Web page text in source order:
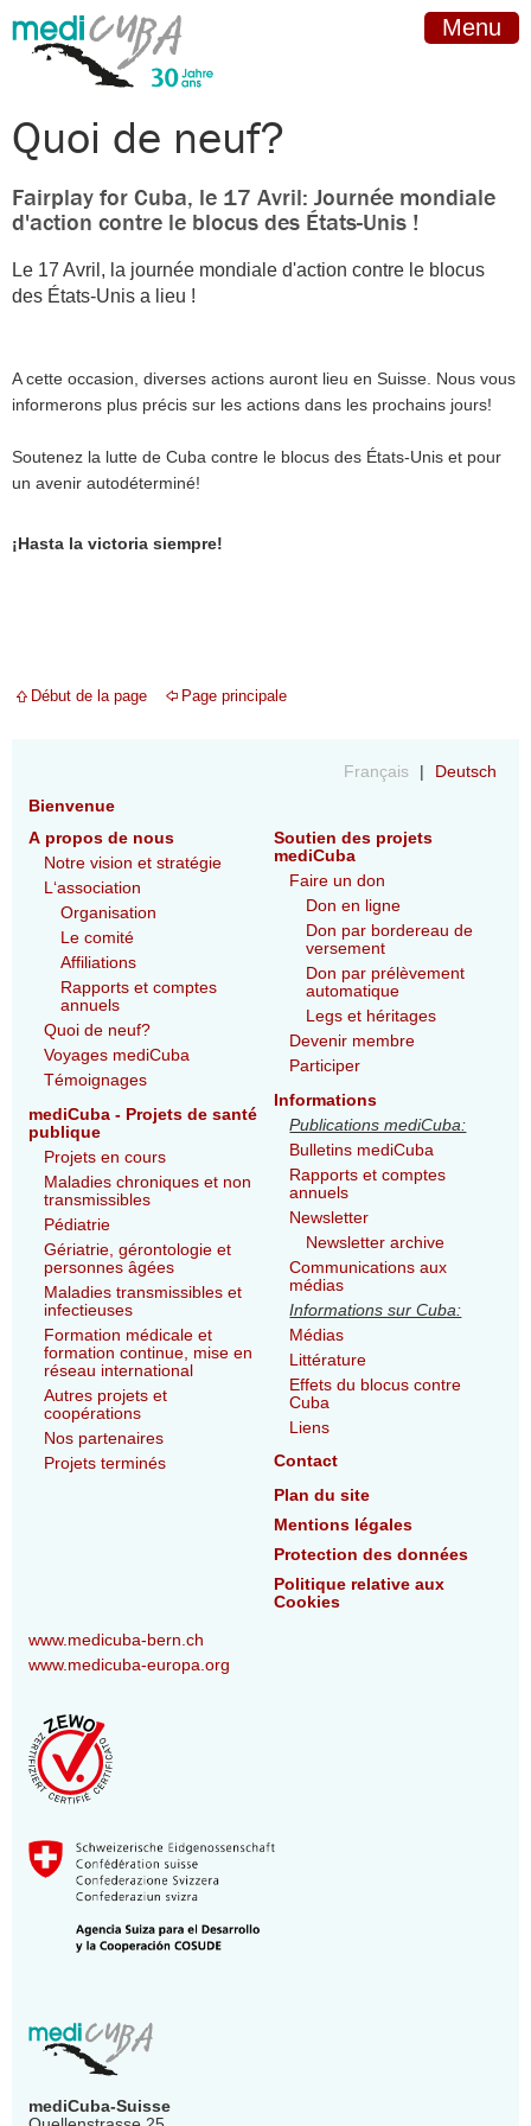
Menu
Quoi de neuf?
Fairplay for Cuba, le 17 Avril: Journée mondiale
d'action contre le blocus des États-Unis !
Le 17 Avril, la journée mondiale d'action contre le blocus
des États-Unis a lieu !
A cette occasion, diverses actions auront lieu en Suisse. Nous vous
informerons plus précis sur les actions dans les prochains jours!
Soutenez la lutte de Cuba contre le blocus des États-Unis et pour
un avenir autodéterminé!
¡Hasta la victoria siempre!
Début de la page Page principale
Français
Deutsch
Bienvenue
A propos de nous
Notre vision et stratégie
L‘association
Organisation
Le comité
Affiliations
Rapports et comptes
annuels
Quoi de neuf?
Voyages mediCuba
Témoignages
mediCuba - Projets de santé
publique
Projets en cours
Maladies chroniques et non
transmissibles
Pédiatrie
Gériatrie, gérontologie et
personnes âgées
Maladies transmissibles et
infectieuses
Formation médicale et
formation continue, mise en
réseau international
Autres projets et
coopérations
Nos partenaires
Projets terminés
Soutien des projets
mediCuba
Faire un don
Don en ligne
Don par bordereau de
versement
Don par prélèvement
automatique
Legs et héritages
Devenir membre
Participer
Informations
Publications mediCuba:
Bulletins mediCuba
Rapports et comptes
annuels
Newsletter
Newsletter archive
Communications aux
médias
Informations sur Cuba:
Médias
Littérature
Effets du blocus contre
Cuba
Liens
Contact
Plan du site
Mentions légales
Protection des données
Politique relative aux
Cookies
www.medicuba-bern.ch
www.medicuba-europa.org
mediCuba-Suisse